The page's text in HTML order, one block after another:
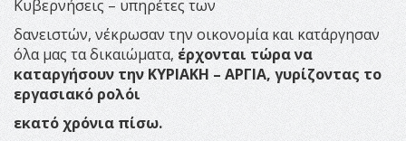
Κυβερνήσεις – υπηρέτες των
δανειστών, νέκρωσαν την οικονομία και κατάργησαν
όλα μας τα δικαιώματα,έρχονται τώρα να
καταργήσουν την ΚΥΡΙΑΚΗ – ΑΡΓΙΑ, γυρίζοντας το
εργασιακό ρολόι
εκατό χρόνια πίσω.